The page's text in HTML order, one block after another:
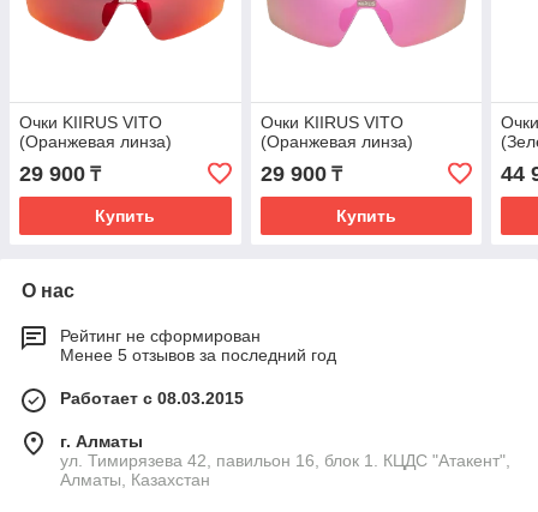
Очки KIIRUS VITO
(Оранжевая линза)
29 900 ₸
Купить
Очки KIIRUS VITO
(Оранжевая линза)
29 900₸
Купить
44
О нас
Рейтинг не сформирован
Менее 5 отзывов за последний год
Работает с 08.03.2015
г. Алматы
ул. Тимирязева 42, павильон 16, блок 1. КЦДС "Атакент",
Алматы, Казахстан